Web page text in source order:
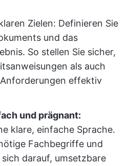
Zielen: Definieren Sie
und das
So stellen Sie sicher,
als auch
effektiv
und prägnant:
klare, einfache Sprache.
Fachbegriffe und
darauf, umsetzbare